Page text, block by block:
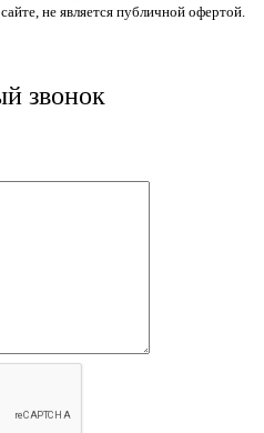
не является публичной офертой.
звонок